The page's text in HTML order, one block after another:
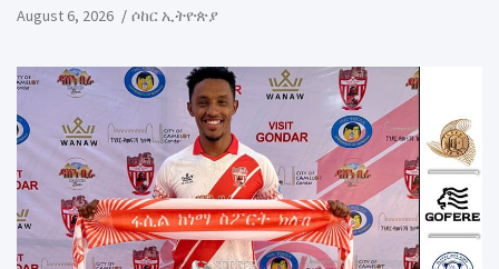
August 6, 2026 ሶከር ኢትዮጵያ